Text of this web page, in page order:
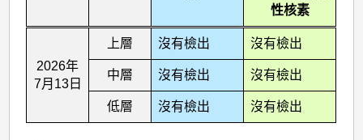
性核素
2026年
7月13日
上層 沒有檢出 沒有檢出
中層 沒有檢出 沒有檢出
低層 沒有檢出 沒有檢出